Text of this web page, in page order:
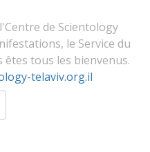
de Scientology
le Service du
êtes tous les bienvenus.
telaviv.org.il